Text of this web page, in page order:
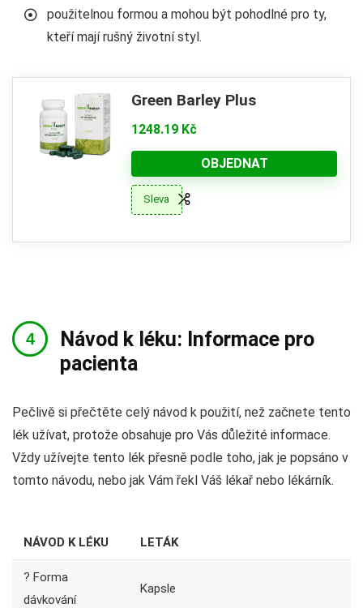
použitelnou formou a mohou být pohodlné pro ty,
kteří mají rušný životní styl.
Green Barley Plus
1248.19 Kč
OBJEDNAT
Sleva
Návod k léku: Informace pro
pacienta
Pečlivě si přečtěte celý návod k použití, než začnete tento
lék užívat, protože obsahuje pro Vás důležité informace.
Vždy užívejte tento lék přesně podle toho, jak je popsáno v
tomto návodu, nebo jak Vám řekl Váš lékař nebo lékárník.
NÁVOD K LÉKU LETÁK
? Forma
dávkování
Kapsle